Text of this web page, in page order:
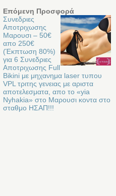
Επόμενη Προσφορά
Συνεδριες
Αποτριχωσης
Μαρουσι – 50€
απο 250€
(Έκπτωση 80%)
για 6 Συνεδριες
Αποτριχωσης Full
Bikini με μηχανημα laser τυπου
VPL τριτης γενειας με αριστα
αποτελεσματα, απο το «yia
Nyhakia» στο Μαρουσι κοντα στο
σταθμο ΗΣΑΠ!!!